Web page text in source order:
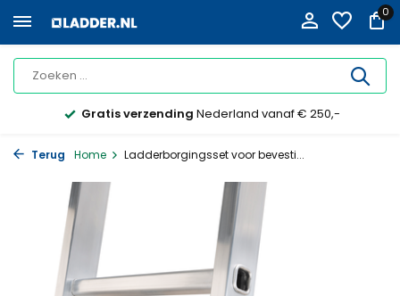
0
Gratis verzendingNederland vanaf € 250,-
Terug Home Ladderborgingsset voor bevesti...